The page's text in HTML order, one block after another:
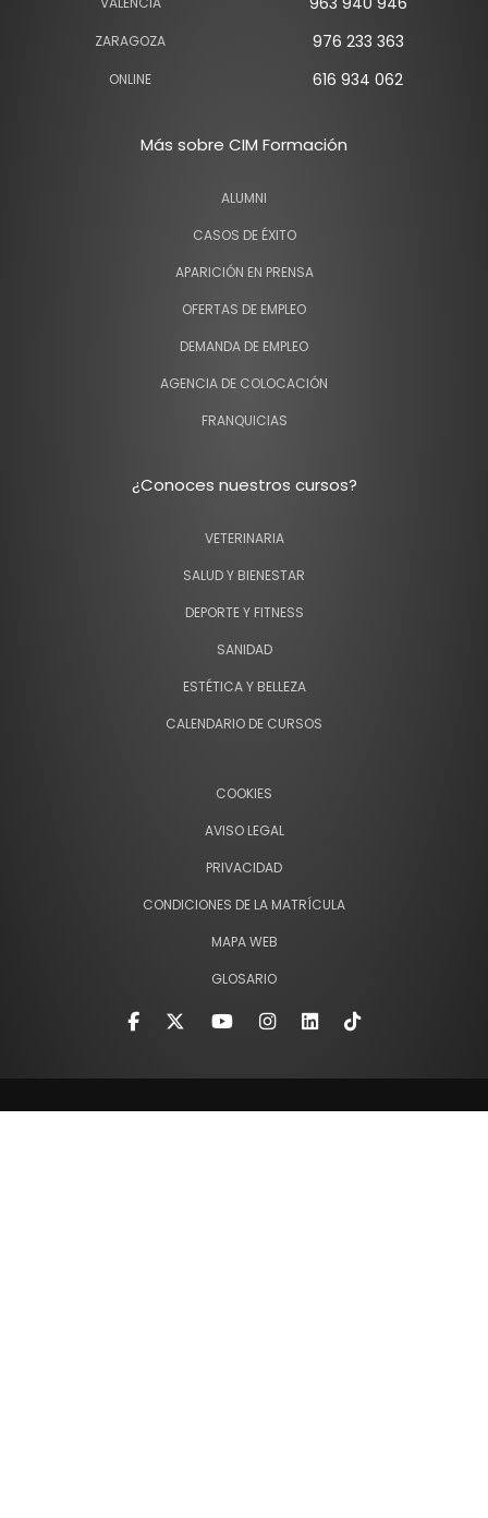
Más sobre CIM Formación
ALUMNI
CASOS DE ÉXITO
APARICIÓN EN PRENSA
OFERTAS DE EMPLEO
DEMANDA DE EMPLEO
AGENCIA DE COLOCACIÓN
FRANQUICIAS
¿Conoces nuestros cursos?
VETERINARIA
SALUD Y BIENESTAR
DEPORTE Y FITNESS
SANIDAD
ESTÉTICA Y BELLEZA
CALENDARIO DE CURSOS
ZARAGOZA 976 233 363
ONLINE 616 934 062
COOKIES
AVISO LEGAL
PRIVACIDAD
CONDICIONES DE LA MATRÍCULA
MAPA WEB
GLOSARIO